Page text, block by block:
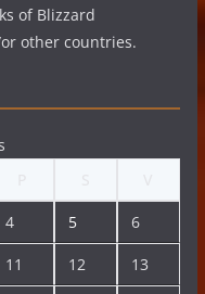
of Blizzard
other countries.
4 5 6
11 12 13